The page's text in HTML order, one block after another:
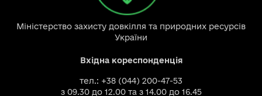
Міністерство захисту довкілля та природних ресурсів
України
Вхідна кореспонденція
тел.: +38 (044) 200-47-53
з 09.30 до 12.00 та з 14.00 до 16.45